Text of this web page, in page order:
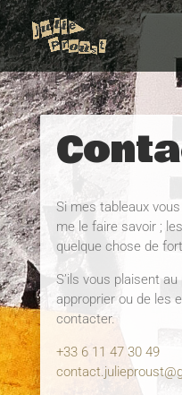
Si mes tableaux
me le faire savoir ;
quelque chose de
S’ils vous plaisent
approprier ou de les
contacter.
+33 6 11 47 30 49